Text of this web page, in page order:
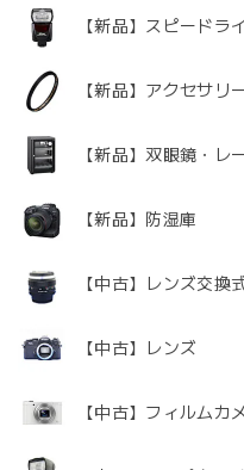
【新品】スピードラ
【新品】アクセサリ
【新品】双眼鏡・レ
【新品】防湿庫
【中古】レンズ交換
【中古】レンズ
【中古】フィルムカ